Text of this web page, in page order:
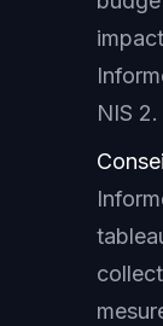
NIS 2.